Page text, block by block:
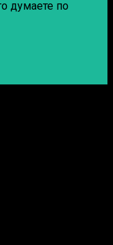
думаете по